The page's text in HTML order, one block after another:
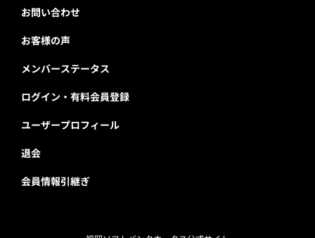
お問い合わせ
お客様の声
メンバーステータス
ログイン・有料会員登録
ユーザープロフィール
退会
会員情報引継ぎ